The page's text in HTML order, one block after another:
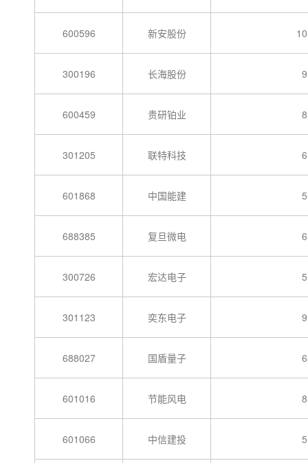
600596 新安股份 10
300196 长海股份 9
600459 贵研铂业 8
301205 联特科技 6
601868 中国能建 5
688385 复旦微电 6
300726 宏达电子 5
301123 奕东电子 9
688027 国盾量子 6
601016 节能风电 8
601066 中信建投 5